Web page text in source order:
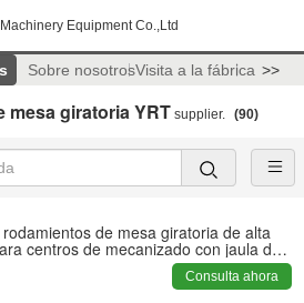
Equipment Co.,Ltd
Sobre nosotrosVisita a la fábrica >>
mesa giratoria YRT supplier. (90)
de mesa giratoria de alta
centros de mecanizado con jaula de
Consulta ahora